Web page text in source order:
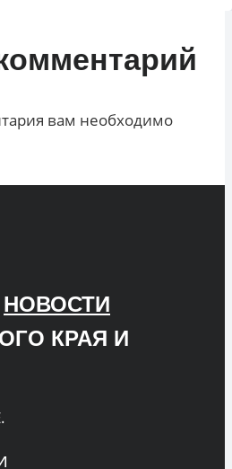
вам необходимо
НОВОСТИ
КРАЯ И